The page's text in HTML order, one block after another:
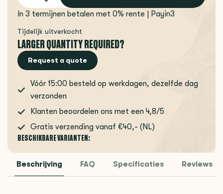
In 3 termijnen betalen met 0% rente | Payin3
Tijdelijk uitverkocht
LARGER QUANTITY REQUIRED?
Request a quote
Vóór 15:00 besteld op werkdagen, dezelfde dag
verzonden
Klanten beoordelen ons met een 4,8/5
Gratis verzending vanaf €40,- (NL)
BESCHIKBARE VARIANTEN:
Beschrijving FAQ Specificaties Reviews